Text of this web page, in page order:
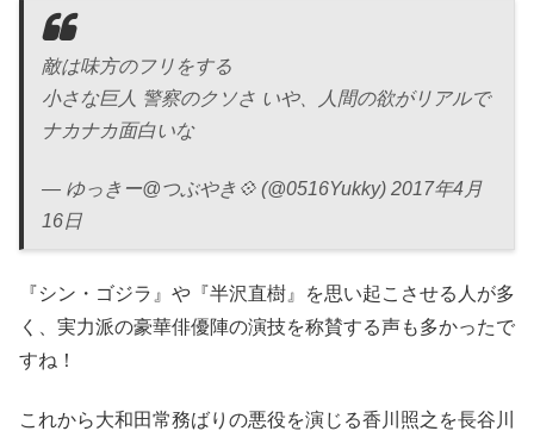
敵は味方のフリをする
小さな巨人 警察のクソさ いや、人間の欲がリアルで
ナカナカ面白いな
— ゆっきー@つぶやき💠 (@0516Yukky) 2017年4月
16日
『シン・ゴジラ』や『半沢直樹』を思い起こさせる人が多
く、実力派の豪華俳優陣の演技を称賛する声も多かったで
すね！
これから大和田常務ばりの悪役を演じる香川照之を長谷川